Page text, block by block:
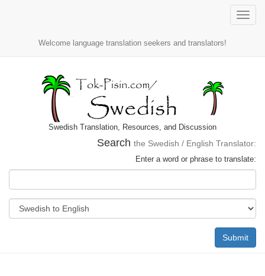
Toggle
Welcome language translation seekers and translators!
Swedish Translation, Resources, and Discussion
Search the Swedish / English Translator:
Enter a word or phrase to translate:
Submit